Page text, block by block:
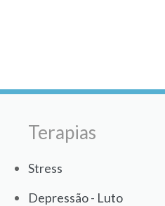
Terapias
Stress
Depressão - Luto